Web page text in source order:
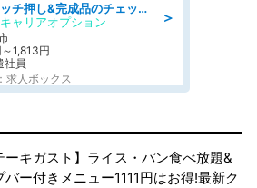
＞
キカイのスイッチ押し&完成品のチェック/好条件
ャリアオプション
1,813円
社員
求人ボックス
ーキガスト】ライス・パン食べ放題&
バー付きメニュー1111円はお得!最新ク